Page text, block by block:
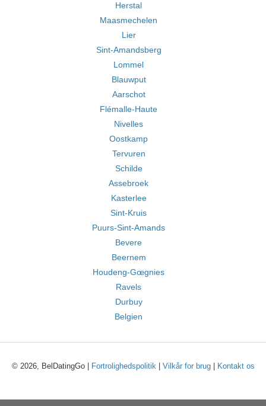
Herstal
Maasmechelen
Lier
Sint-Amandsberg
Lommel
Blauwput
Aarschot
Flémalle-Haute
Nivelles
Oostkamp
Tervuren
Schilde
Assebroek
Kasterlee
Sint-Kruis
Puurs-Sint-Amands
Bevere
Beernem
Houdeng-Gœgnies
Ravels
Durbuy
Belgien
© 2026, BelDatingGo | Fortrolighedspolitik| Vilkår for brug| Kontakt os